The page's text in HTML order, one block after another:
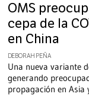
OMS
cepa de la
en China
DEBORAH PEÑA
Una nueva variante
generando
propagación en Asia